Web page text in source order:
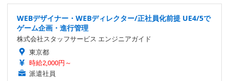
WEBデザイナー・WEBディレクター/正社員化前提 UE4/5で
ゲーム企画・進行管理
株式会社スタッフサービス エンジニアガイド
東京都
時給2,000円～
派遣社員